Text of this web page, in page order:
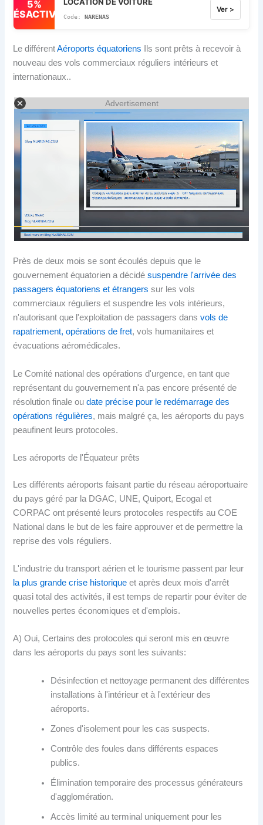
5%
DÉSACTIVÉ
NARENAS
Ver >
Le différentAéroports équatoriens Ils sont prêts à recevoir à
nouveau des vols commerciaux réguliers intérieurs et
internationaux..
Advertisement
Près de deux mois se sont écoulés depuis que le
gouvernement équatorien a décidésuspendre l'arrivée des
passagers équatoriens et étrangers sur les vols
commerciaux réguliers et suspendre les vols intérieurs,
n'autorisant que l'exploitation de passagers dansvols de
rapatriement, opérations de fret, vols humanitaires et
évacuations aéromédicales.
Le Comité national des opérations d'urgence, en tant que
représentant du gouvernement n'a pas encore présenté de
résolution finale oudate précise pour le redémarrage des
opérations régulières, mais malgré ça, les aéroports du pays
peaufinent leurs protocoles.
Les aéroports de l'Équateur prêts
Les différents aéroports faisant partie du réseau aéroportuaire
du pays géré par la DGAC, UNE, Quiport, Ecogal et
CORPAC ont présenté leurs protocoles respectifs au COE
National dans le but de les faire approuver et de permettre la
reprise des vols réguliers.
L'industrie du transport aérien et le tourisme passent par leur
la plus grande crise historique et après deux mois d'arrêt
quasi total des activités, il est temps de repartir pour éviter de
nouvelles pertes économiques et d'emplois.
A) Oui, Certains des protocoles qui seront mis en œuvre
dans les aéroports du pays sont les suivants:
Désinfection et nettoyage permanent des différentes
installations à l'intérieur et à l'extérieur des
aéroports.
Zones d'isolement pour les cas suspects.
Contrôle des foules dans différents espaces
publics.
Élimination temporaire des processus générateurs
d'agglomération.
Accès limité au terminal uniquement pour les